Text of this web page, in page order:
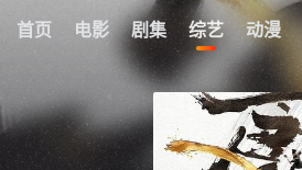
首页 电影 剧集 综艺 动漫
我的观影记录